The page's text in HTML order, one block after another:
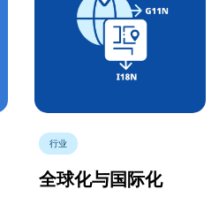
如果我想走向国际并本
地化我的内容怎么办？
所有这些问题的答案都
在本文中。
行业
全球化与国际化